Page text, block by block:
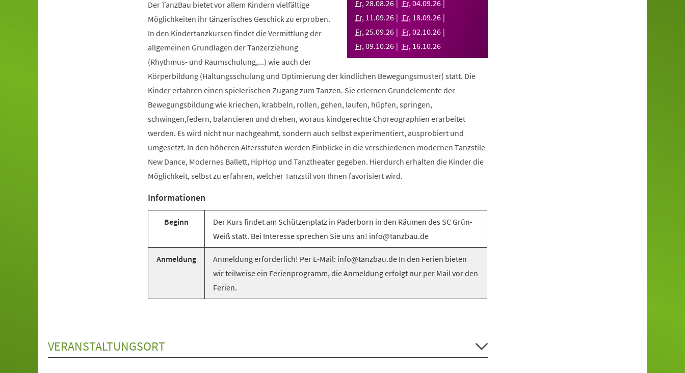
Fr,28.08.26 Fr,04.09.26
Fr, 11.09.26 Fr, 18.09.26
Fr,25.09.26 Fr,02.10.26
Fr,09.10.26 Fr, 16.10.26
Der TanzBau bietet vor allem Kindern vielfältige
Möglichkeiten ihr tänzerisches Geschick zu erproben.
In den Kindertanzkursen findet die Vermittlung der
allgemeinen Grundlagen der Tanzerziehung
(Rhythmus- und Raumschulung,...) wie auch der
Körperbildung (Haltungsschulung und Optimierung der kindlichen Bewegungsmuster) statt. Die
Kinder erfahren einen spielerischen Zugang zum Tanzen. Sie erlernen Grundelemente der
Bewegungsbildung wie kriechen, krabbeln, rollen, gehen, laufen, hüpfen, springen,
schwingen,federn, balancieren und drehen, woraus kindgerechte Choreographien erarbeitet
werden. Es wird nicht nur nachgeahmt, sondern auch selbst experimentiert, ausprobiert und
umgesetzt. In den höheren Altersstufen werden Einblicke in die verschiedenen modernen Tanzstile
New Dance, Modernes Ballett, HipHop und Tanztheater gegeben. Hierdurch erhalten die Kinder die
Möglichkeit, selbst zu erfahren, welcher Tanzstil von Ihnen favorisiert wird.
Informationen
Beginn
Der Kurs findet am Schützenplatz in Paderborn in den Räumen des SC Grün-
Weiß statt. Bei Interesse sprechen Sie uns an! info@tanzbau.de
Anmeldung
Anmeldung erforderlich! Per E-Mail: info@tanzbau.de In den Ferien bieten
wir teilweise ein Ferienprogramm, die Anmeldung erfolgt nur per Mail vor den
Ferien.
VERANSTALTUNGSORT